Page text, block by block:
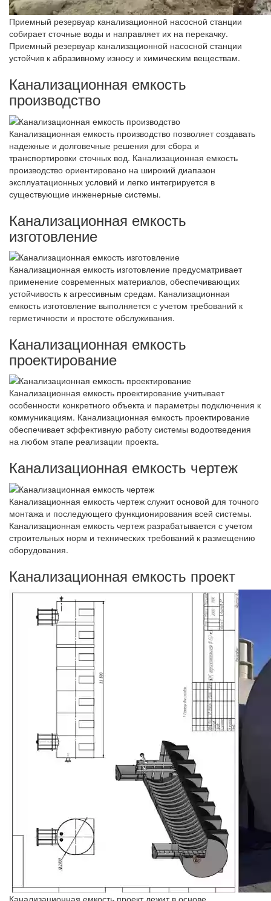
Приемный резервуар канализационной насосной станции
собирает сточные воды и направляет их на перекачку.
Приемный резервуар канализационной насосной станции
устойчив к абразивному износу и химическим веществам.
Канализационная емкость
производство
Канализационная емкость производство позволяет создавать
надежные и долговечные решения для сбора и
транспортировки сточных вод. Канализационная емкость
производство ориентировано на широкий диапазон
эксплуатационных условий и легко интегрируется в
существующие инженерные системы.
Канализационная емкость
изготовление
Канализационная емкость изготовление предусматривает
применение современных материалов, обеспечивающих
устойчивость к агрессивным средам. Канализационная
емкость изготовление выполняется с учетом требований к
герметичности и простоте обслуживания.
Канализационная емкость
проектирование
Канализационная емкость проектирование учитывает
особенности конкретного объекта и параметры подключения к
коммуникациям. Канализационная емкость проектирование
обеспечивает эффективную работу системы водоотведения
на любом этапе реализации проекта.
Канализационная емкость чертеж
Канализационная емкость чертеж служит основой для точного
монтажа и последующего функционирования всей системы.
Канализационная емкость чертеж разрабатывается с учетом
строительных норм и технических требований к размещению
оборудования.
Канализационная емкость проект
Канализационная емкость проект лежит в основе